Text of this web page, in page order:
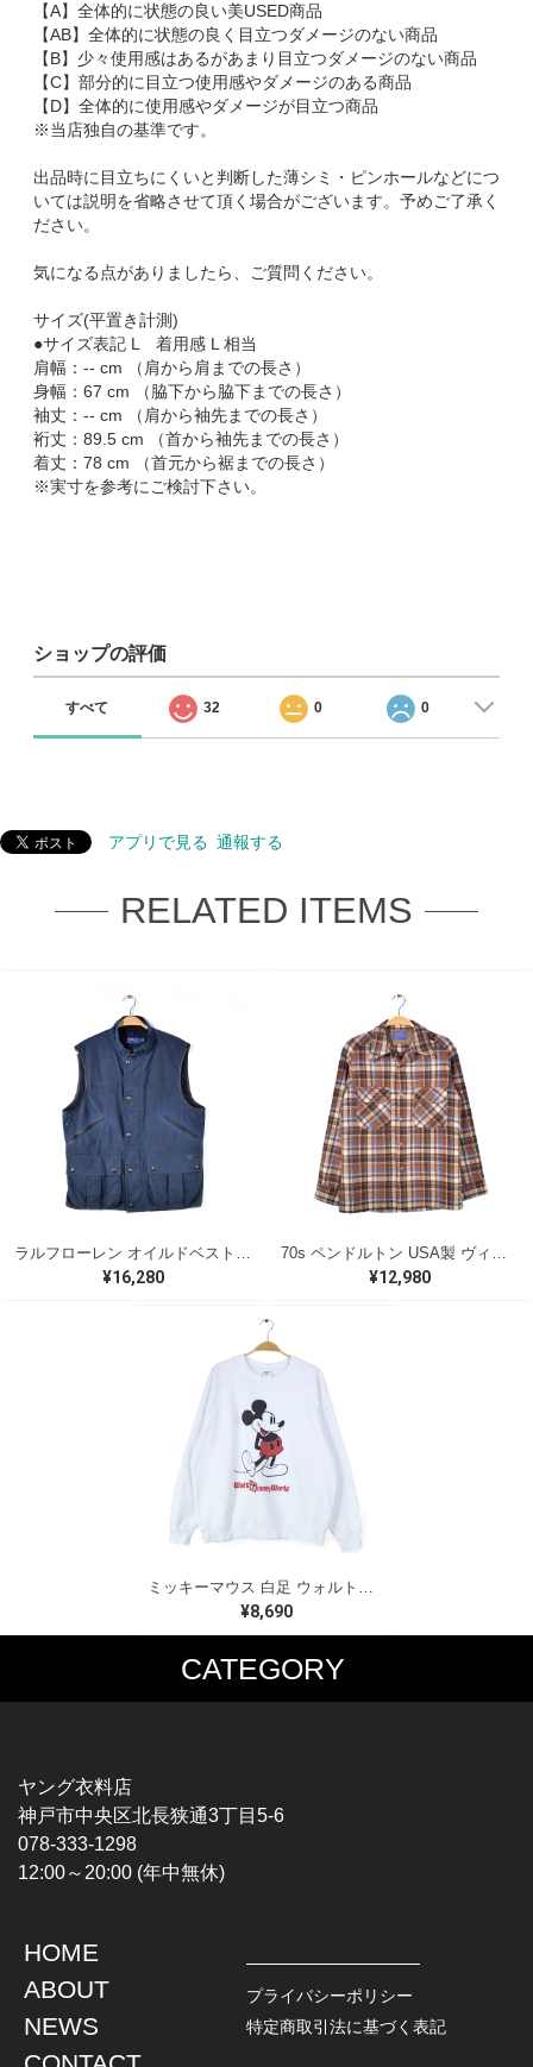
【A】全体的に状態の良い美USED商品
【AB】全体的に状態の良く目立つダメージのない商品
【B】少々使用感はあるがあまり目立つダメージのない商品
【C】部分的に目立つ使用感やダメージのある商品
【D】全体的に使用感やダメージが目立つ商品
※当店独自の基準です。
出品時に目立ちにくいと判断した薄シミ・ピンホールなどにつ
いては説明を省略させて頂く場合がございます。予めご了承く
ださい。
気になる点がありましたら、ご質問ください。
サイズ(平置き計測)
●サイズ表記 L 着用感 L 相当
肩幅：-- cm （肩から肩までの長さ）
身幅：67 cm （脇下から脇下までの長さ）
袖丈：-- cm （肩から袖先までの長さ）
裄丈：89.5 cm （首から袖先までの長さ）
着丈：78 cm （首元から裾までの長さ）
※実寸を参考にご検討下さい。
ショップの評価
すべて 32 0 0
アプリで見る 通報する
RELATED ITEMS
¥16,280 ¥12,980
ミッキーマウス 白足 ウォルトディズニーオフィシャル スウェット ホワイト WALT DISNEY WORLD ウォルトディズニーオフィシャル サイズXL相当 古着 CF0995
¥8,690
CATEGORY
MUSIC TEE
HARDCORE / PUNK
PROGLESSIVE ROCK
POPS
SOUL / R&B
T-SHIRTS
CHAMPION
TOPS
L / S SHIRT
S / S SHIRT
JACKET
DENIM
LEATHER
ヤング衣料店
神戸市中央区北長狭通3丁目5-6
078-333-1298
12:00～20:00 (年中無休)
HOME
ABOUT
NEWS
プライバシーポリシー
特定商取引法に基づく表記